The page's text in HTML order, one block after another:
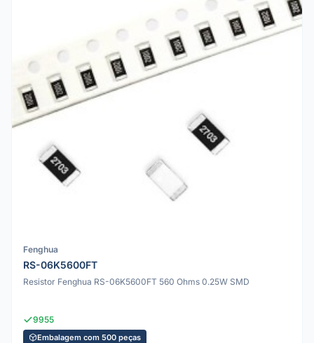
Fenghua
RS-06K5600FT
Resistor Fenghua RS-06K5600FT 560 Ohms 0.25W SMD
9955
Embalagem com 500 peças